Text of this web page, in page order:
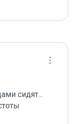
сидят...